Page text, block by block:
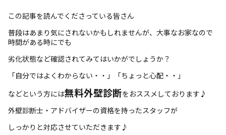
この記事を読んでくださっている皆さん
普段はあまり気にされないかもしれませんが、大事なお家なので
時間がある時にでも
劣化状態など確認されてみてはいかがでしょうか？
「自分ではよくわからない・・」「ちょっと心配・・」
などという方には無料外壁診断をおススメしております♪
外壁診断士・アドバイザーの資格を持ったスタッフが
しっかりと対応させていただきます♪